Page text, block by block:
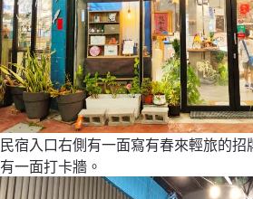
民宿入口右側有一面寫有春來輕旅的招
有一面打卡牆。